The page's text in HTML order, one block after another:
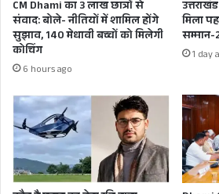
दिखाया
दम
CM Dhami का 3 लाख छात्रों से
संवाद: बोले- नीतियों में शामिल होंगे
सुझाव, 140 मेधावी बच्चों को मिलेगी
कोचिंग
6 hours ago
मिला
सम्मान-
1 day